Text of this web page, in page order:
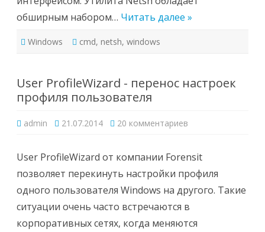
обширным набором… Читать далее »
Windows cmd, netsh, windows
User ProfileWizard - перенос настроек
профиля пользователя
admin 21.07.2014 20 комментариев
-
перенос
настроек
профиля
пользователя
User ProfileWizard от компании Forensit
позволяет перекинуть настройки профиля
одного пользователя Windows на другого. Такие
ситуации очень часто встречаются в
корпоративных сетях, когда меняются